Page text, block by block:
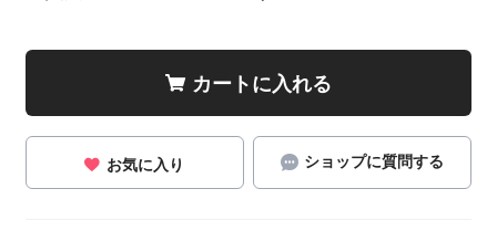
カートに入れる
お気に入り ショップに質問する